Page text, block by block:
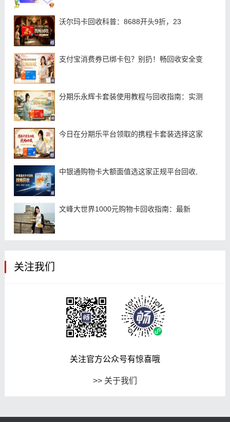
沃尔玛卡回收科普：8688开头9折，23
支付宝消费券已绑卡包？别扔！畅回收安全变
分期乐永辉卡套装使用教程与回收指南：实测
今日在分期乐平台领取的携程卡套装选择这家
中银通购物卡大额面值选这家正规平台回收,
文峰大世界1000元购物卡回收指南：最新
关注我们
关注官方公众号有惊喜哦
>> 关于我们